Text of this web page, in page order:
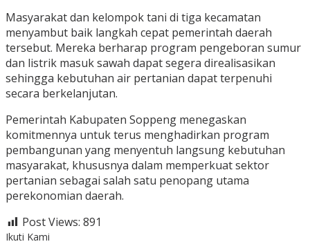
Masyarakat dan kelompok tani di tiga kecamatan
menyambut baik langkah cepat pemerintah daerah
tersebut. Mereka berharap program pengeboran sumur
dan listrik masuk sawah dapat segera direalisasikan
sehingga kebutuhan air pertanian dapat terpenuhi
secara berkelanjutan.
Pemerintah Kabupaten Soppeng menegaskan
komitmennya untuk terus menghadirkan program
pembangunan yang menyentuh langsung kebutuhan
masyarakat, khususnya dalam memperkuat sektor
pertanian sebagai salah satu penopang utama
perekonomian daerah.
Post Views: 891
Ikuti Kami